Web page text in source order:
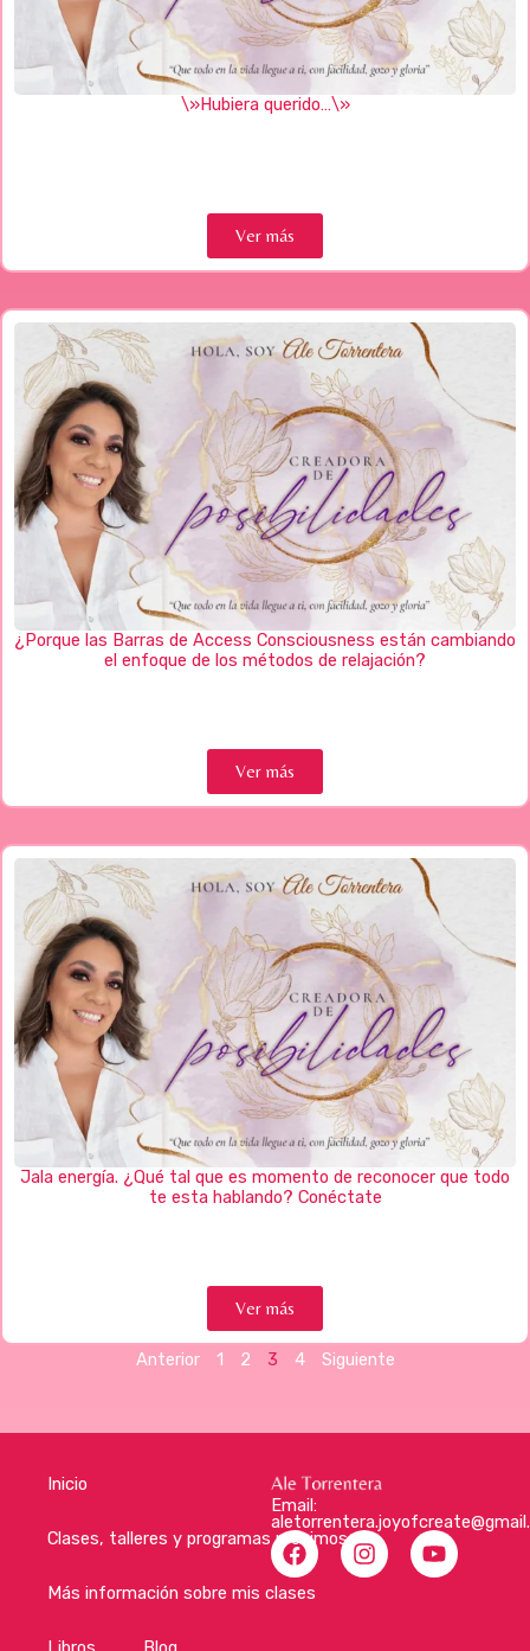
\»Hubiera querido…\»
Ver más
¿Porque las Barras de Access Consciousness están cambiando
el enfoque de los métodos de relajación?
Ver más
Jala energía. ¿Qué tal que es momento de reconocer que todo
te esta hablando? Conéctate
Ver más
Anterior 1 2 3 4 Siguiente
Inicio
Clases, talleres y programas próximos
Más información sobre mis clases
Email:
F
a
c
I
n
Y
o